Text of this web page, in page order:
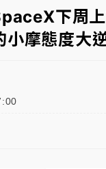
學面試 清大校長高
奇
西南風來了！4縣
破單月9000億元下
法人關注的四大重點
下周
小摩態度大